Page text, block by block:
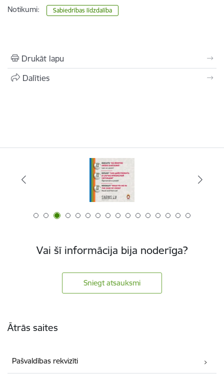
Notikumi: Sabiedrības līdzdalība
Drukāt lapu
Dalīties
Vai šī informācija bija noderīga?
Sniegt atsauksmi
Ātrās saites
Pašvaldības rekvizīti